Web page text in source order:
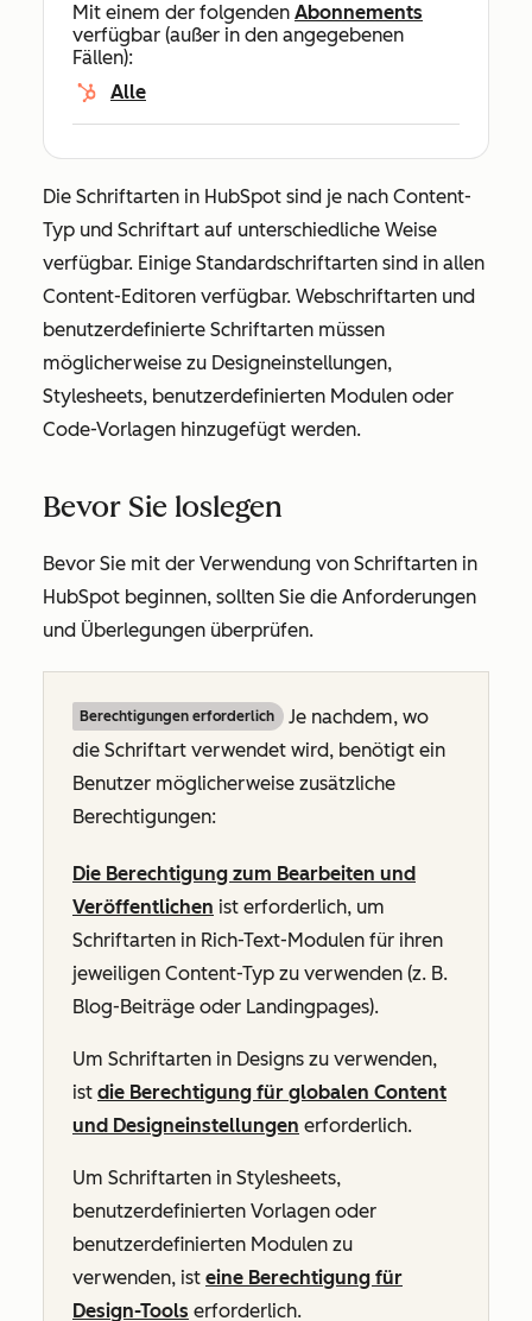
Mit einem der folgenden Abonnements
verfügbar (außer in den angegebenen
Fällen):
Alle
Die Schriftarten in HubSpot sind je nach Content-
Typ und Schriftart auf unterschiedliche Weise
verfügbar. Einige Standardschriftarten sind in allen
Content-Editoren verfügbar. Webschriftarten und
benutzerdefinierte Schriftarten müssen
möglicherweise zu Designeinstellungen,
Stylesheets, benutzerdefinierten Modulen oder
Code-Vorlagen hinzugefügt werden.
Bevor Sie loslegen
Bevor Sie mit der Verwendung von Schriftarten in
HubSpot beginnen, sollten Sie die Anforderungen
und Überlegungen überprüfen.
Berechtigungen erforderlich
Je nachdem, wo
die Schriftart verwendet wird, benötigt ein
Benutzer möglicherweise zusätzliche
Berechtigungen:
Die Berechtigung zum Bearbeiten und
Veröffentlichen ist erforderlich, um
Schriftarten in Rich-Text-Modulen für ihren
jeweiligen Content-Typ zu verwenden (z. B.
Blog-Beiträge oder Landingpages).
Um Schriftarten in Designs zu verwenden,
ist die Berechtigung für globalen Content
und Designeinstellungen erforderlich.
Um Schriftarten in Stylesheets,
benutzerdefinierten Vorlagen oder
benutzerdefinierten Modulen zu
verwenden, ist eine Berechtigung für
Design-Tools erforderlich.